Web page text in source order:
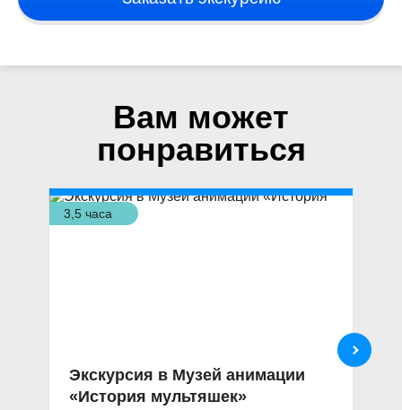
Вам может
понравиться
3,5 часа
Экскурсия в Музей анимации
«История мультяшек»